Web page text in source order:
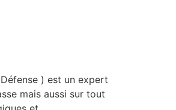
) est un expert
mais aussi sur tout